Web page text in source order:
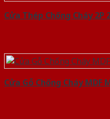
Cửa Thép Chống Cháy
Cửa Gỗ Chống Cháy MDF